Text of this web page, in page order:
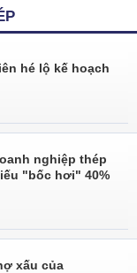
hé lộ kế hoạch
nghiệp thép
"bốc hơi" 40%
xấu của